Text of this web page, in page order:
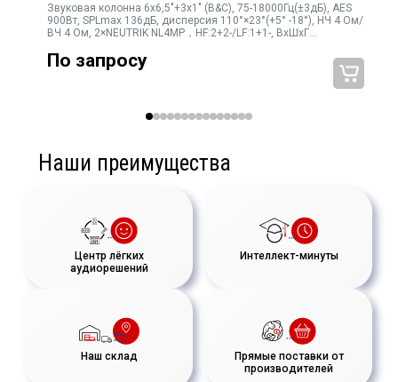
Пиковая мощность, Вт
Сопротивление
Длина упаковки, мм
515
Высота упаковки, мм
Звуковая колонна 6х6,5"+3х1" (B&C), 75-18000Гц(±3дБ), AES
900Вт, SPLmax 136дБ, дисперсия 110°×23°(+5° -18°), НЧ 4 Ом/
ВЧ 4 Ом, 2×NEUTRIK NL4MP，HF:2+2-/LF:1+1-, ВхШхГ
По запросу
Наши преимущества
Центр лёгких
аудиорешений
Интеллект-минуты
Наш склад
Прямые поставки от
производителей